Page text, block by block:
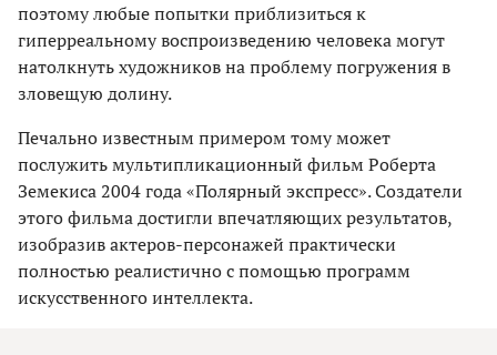
поэтому любые попытки приблизиться к
гиперреальному воспроизведению человека могут
натолкнуть художников на проблему погружения в
зловещую долину.
Печально известным примером тому может
послужить мультипликационный фильм Роберта
Земекиса 2004 года «Полярный экспресс». Создатели
этого фильма достигли впечатляющих результатов,
изобразив актеров-персонажей практически
полностью реалистично с помощью программ
искусственного интеллекта.